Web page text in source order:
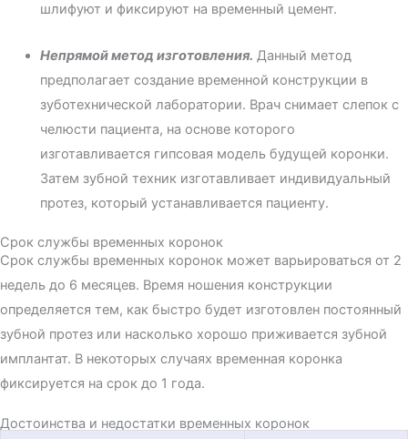
шлифуют и фиксируют на временный цемент.
Непрямой метод изготовления. Данный метод
предполагает создание временной конструкции в
зуботехнической лаборатории. Врач снимает слепок с
челюсти пациента, на основе которого
изготавливается гипсовая модель будущей коронки.
Затем зубной техник изготавливает индивидуальный
протез, который устанавливается пациенту.
Срок службы временных коронок
Срок службы временных коронок может варьироваться от 2
недель до 6 месяцев. Время ношения конструкции
определяется тем, как быстро будет изготовлен постоянный
зубной протез или насколько хорошо приживается зубной
имплантат. В некоторых случаях временная коронка
фиксируется на срок до 1 года.
Достоинства и недостатки временных коронок